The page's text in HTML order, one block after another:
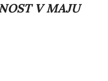
V MAJU